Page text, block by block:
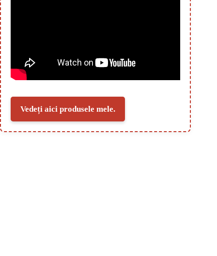
Vedeți aici produsele mele.